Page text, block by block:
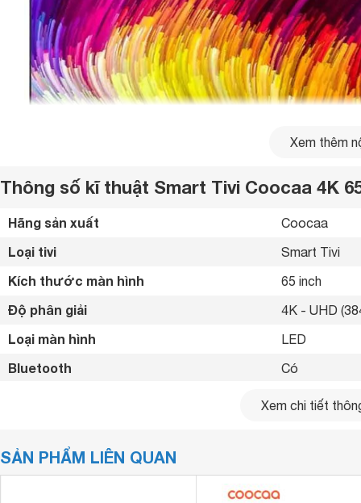
Coocaa 65 inch 65S6G Pro Max sở hữu vẻ ngoài sang
lớn 65 inch. Thiết kế 3 cạnh viền siêu mỏng giúp hoàn
nhấn ấn tượng trong mọi không gian bày trí.
Xem thêm
Thông số kĩ thuật Smart Tivi Coocaa 4K
Hãng sản xuất Coocaa
Loại tivi Smart Tivi
Kích thước màn hình 65 inch
Độ phân giải 4K - UHD
Loại màn hình LED
Bluetooth Có
Cổng LAN,
USB
Xem chi tiết
SẢN PHẨM LIÊN QUAN